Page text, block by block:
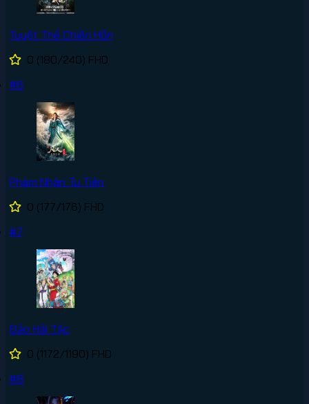
Tuyệt Thế Chiến Hồn
0 (180/240) FHD
#6
Phàm Nhân Tu Tiên
0 (177/176) FHD
#7
Đảo Hải Tặc
0 (1172/1190) FHD
#8